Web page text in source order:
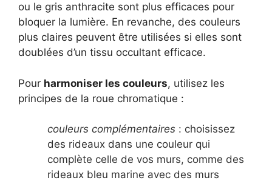
ou le gris anthracite sont plus efficaces pour
bloquer la lumière. En revanche, des couleurs
plus claires peuvent être utilisées si elles sont
doublées d’un tissu occultant efficace.
Pour harmoniser les couleurs, utilisez les
principes de la roue chromatique :
couleurs complémentaires : choisissez
des rideaux dans une couleur qui
complète celle de vos murs, comme des
rideaux bleu marine avec des murs